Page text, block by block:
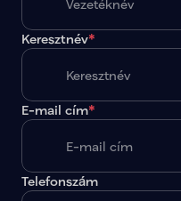
Keresztnév*
E-mail cím*
Telefonszám